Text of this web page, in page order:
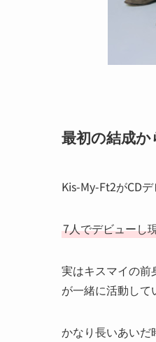
最初の結成
Kis-My-Ft2がCDデ
7人でデビューし
実はキスマイの前
が一緒に活動して
かなり長いあいだ